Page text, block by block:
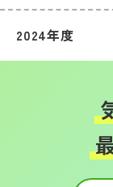
2024年度